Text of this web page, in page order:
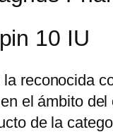
10 IU
reconocida
el ámbito
de la